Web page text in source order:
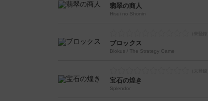
翡翠の商人
Hisui no Shonin
ブロックス
Blokus / The Strategy Game
宝石の煌き
Splendor